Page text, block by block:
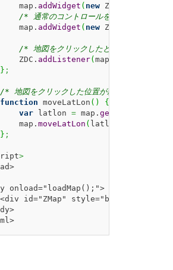
map.
addWidget ( new ZDC.
/* 通常のコントロールを表示 */
map.
addWidget ( new ZDC.
/* 地図をクリックしたときの動作 */
ZDC.
addListener( map
} ;
/* 地図をクリックした位置が新しい中心点に
function moveLatLon ( )
{
var latlon = map. getClickLatLon
map.
moveLatLon ( latlon
} ;
>
onload="loadMap();">
id="ZMap" style="border:1px